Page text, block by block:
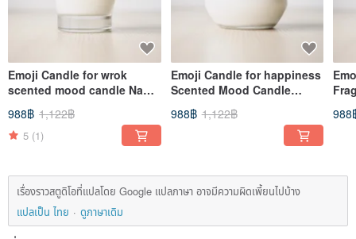
Emoji Candle for wrok
scented mood candle Nana
oriental wood tone
988฿ 1,122฿
5 (1)
Emoji Candle for happiness
Scented Mood Candle
Laughing Orange Blossom
988฿ 1,122฿ 988
เรื่องราวสตูดิโอที่แปลโดย Google แปลภาษา อาจมีความผิดเพี้ยนไปบ้าง
แปลเป็น ไทย
ดูภาษาเดิม